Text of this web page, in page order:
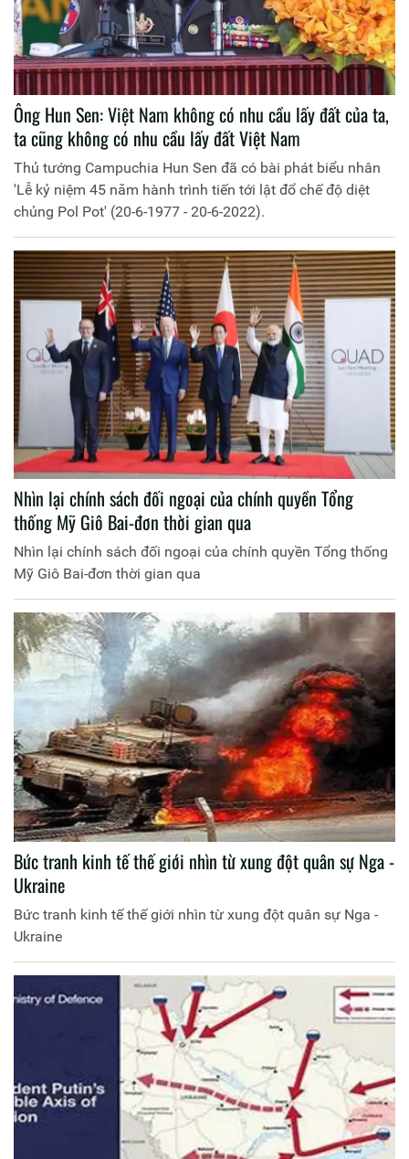
Ông Hun Sen: Việt Nam không có nhu cầu lấy đất của ta,
ta cũng không có nhu cầu lấy đất Việt Nam
Thủ tướng Campuchia Hun Sen đã có bài phát biểu nhân
'Lễ kỷ niệm 45 năm hành trình tiến tới lật đổ chế độ diệt
chủng Pol Pot' (20-6-1977 - 20-6-2022).
Nhìn lại chính sách đối ngoại của chính quyền Tổng
thống Mỹ Giô Bai-đơn thời gian qua
Nhìn lại chính sách đối ngoại của chính quyền Tổng thống
Mỹ Giô Bai-đơn thời gian qua
Bức tranh kinh tế thế giới nhìn từ xung đột quân sự Nga -
Ukraine
Bức tranh kinh tế thế giới nhìn từ xung đột quân sự Nga -
Ukraine